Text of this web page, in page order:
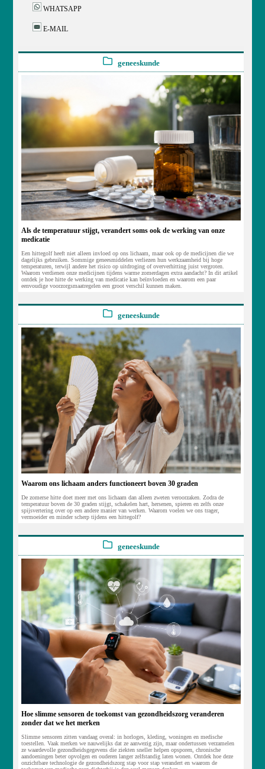
WHATSAPP
E-MAIL
geneeskunde
Als de temperatuur stijgt, verandert soms ook de werking van onze
medicatie
Een hittegolf heeft niet alleen invloed op ons lichaam, maar ook op de medicijnen die we
dagelijks gebruiken. Sommige geneesmiddelen verliezen hun werkzaamheid bij hoge
temperaturen, terwijl andere het risico op uitdroging of oververhitting juist vergroten.
Waarom verdienen onze medicijnen tijdens warme zomerdagen extra aandacht? In dit artikel
ontdek je hoe hitte de werking van medicatie kan beïnvloeden en waarom een paar
eenvoudige voorzorgsmaatregelen een groot verschil kunnen maken.
geneeskunde
Waarom ons lichaam anders functioneert boven 30 graden
De zomerse hitte doet meer met ons lichaam dan alleen zweten veroorzaken. Zodra de
temperatuur boven de 30 graden stijgt, schakelen hart, hersenen, spieren en zelfs onze
spijsvertering over op een andere manier van werken. Waarom voelen we ons trager,
vermoeider en minder scherp tijdens een hittegolf?
geneeskunde
Hoe slimme sensoren de toekomst van gezondheidszorg veranderen
zonder dat we het merken
Slimme sensoren zitten vandaag overal: in horloges, kleding, woningen en medische
toestellen. Vaak merken we nauwelijks dat ze aanwezig zijn, maar ondertussen verzamelen
ze waardevolle gezondheidsgegevens die ziekten sneller helpen opsporen, chronische
aandoeningen beter opvolgen en ouderen langer zelfstandig laten wonen. Ontdek hoe deze
onzichtbare technologie de gezondheidszorg stap voor stap verandert en waarom de